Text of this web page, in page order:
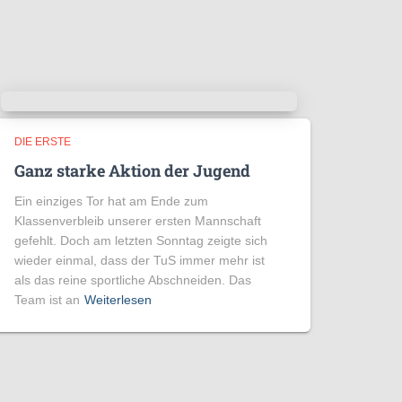
DIE ERSTE
Ganz starke Aktion der Jugend
Ein einziges Tor hat am Ende zum
Klassenverbleib unserer ersten Mannschaft
gefehlt. Doch am letzten Sonntag zeigte sich
wieder einmal, dass der TuS immer mehr ist
als das reine sportliche Abschneiden. Das
Team ist an Weiterlesen